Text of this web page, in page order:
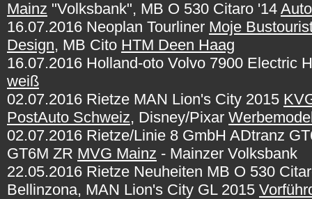
Mainz "Volksbank", MB O 530 Citaro '14
16.07.2016 Neoplan Tourliner Moje
Design, MB Cito HTM Deen Haag
16.07.2016 Holland-oto Volvo 7900 Electric
weiß
02.07.2016 Rietze MAN Lion's City 2015
PostAuto Schweiz, Disney/Pixar
02.07.2016 Rietze/Linie 8 GmbH ADtranz
GT6M ZR MVG Mainz - Mainzer Volksbank
22.05.2016 Rietze Neuheiten MB O 530
Bellinzona, MAN Lion's City GL 2015